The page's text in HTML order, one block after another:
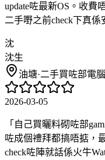
update咗最新OS。收費
二手嘢之前check下真係
沈
沈生
油塘·二手買咗部電
2026-03-05
「 自己買曬料砌咗部
咗成個禮拜都搞唔掂，
check咗陣就話係火牛